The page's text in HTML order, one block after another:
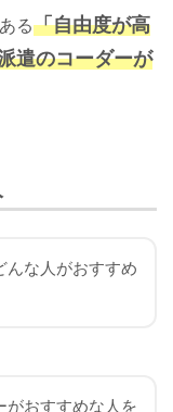
る「自由度が高
遣のコーダーが
んな人がおすすめ
がおすすめな人を